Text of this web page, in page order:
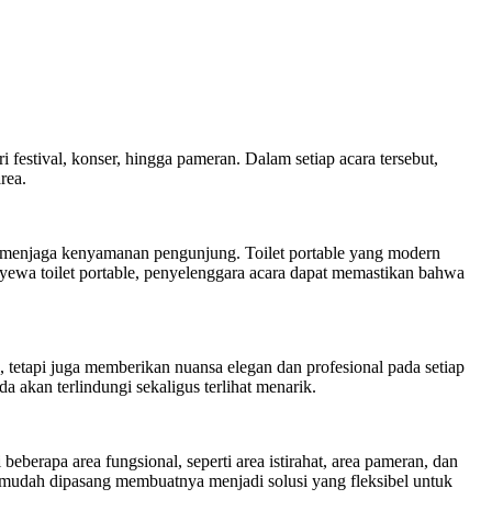
konser, hingga pameran. Dalam setiap acara tersebut,
kenyamanan pengunjung. Toilet portable yang modern
toilet portable, penyelenggara acara dapat memastikan bahwa
juga memberikan nuansa elegan dan profesional pada setiap
akan terlindungi sekaligus terlihat menarik.
area fungsional, seperti area istirahat, area pameran, dan
dipasang membuatnya menjadi solusi yang fleksibel untuk